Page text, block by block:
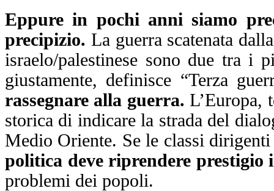
Eppure in pochi anni siamo
precipizio. La guerra scatenata
israelo/palestinese sono due tra i
giustamente, definisce “Terza
rassegnare alla guerra. L’Europa,
storica di indicare la strada del
Medio Oriente. Se le classi
politica deve riprendere prestigio
problemi dei popoli.